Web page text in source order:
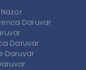
Daruvar
Daruvar
Daruvar